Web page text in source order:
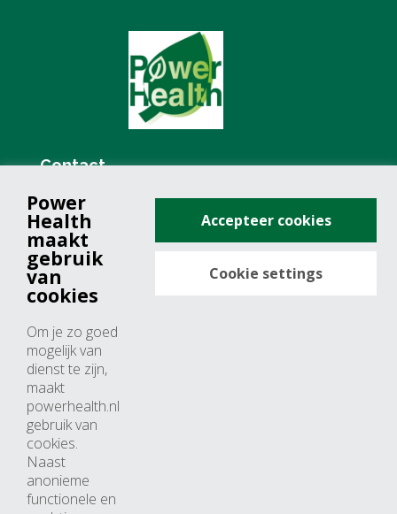
Contact
+31 (0)76 571 19 68
info@powerhealth.nl
Adresse
4817 ZH breda
Nederland
Horaires d’ouvertures
Du lundi au jeudi: 09:00 – 17:00
Vendredi: 09:00 – 15:00
Power
Health
maakt
gebruik
van
cookies
Om je zo goed
mogelijk van
dienst te zijn,
maakt
powerhealth.nl
gebruik van
cookies.
Naast
anonieme
functionele en
Accepteer cookies
Cookie settings